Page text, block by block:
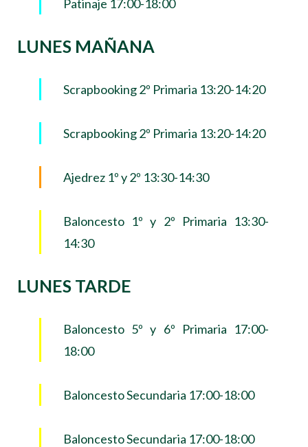
Patinaje 17:00-18:00
LUNES MAÑANA
Scrapbooking 2º Primaria 13:20-14:20
Scrapbooking 2º Primaria 13:20-14:20
Ajedrez 1º y 2º 13:30-14:30
Baloncesto 1º y 2º Primaria 13:30-
14:30
LUNES TARDE
Baloncesto 5º y 6º Primaria 17:00-
18:00
Baloncesto Secundaria 17:00-18:00
Baloncesto Secundaria 17:00-18:00